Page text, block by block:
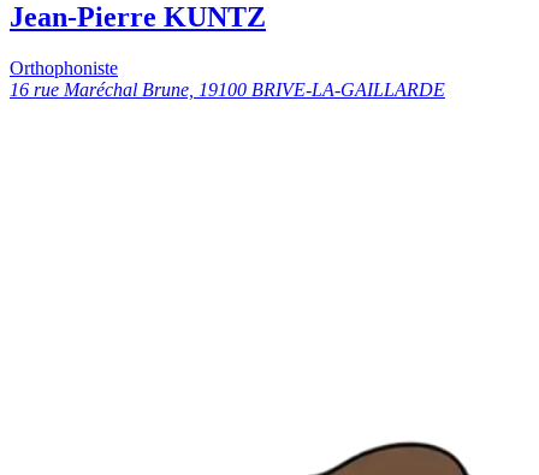
Jean-Pierre KUNTZ
Orthophoniste
16 rue Maréchal Brune, 19100 BRIVE-LA-GAILLARDE